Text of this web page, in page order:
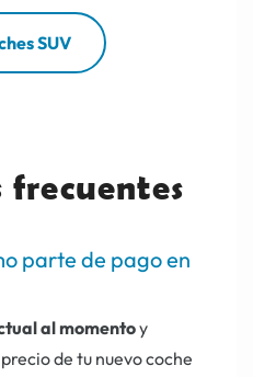
SUV
parte de pago en
al momentoy
de tu nuevo coche